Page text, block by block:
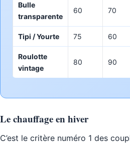
Bulle
transparente
60 70
Tipi / Yourte 75 60
Roulotte
vintage
80 90
Le chauffage en hiver
C’est le critère numéro 1 des